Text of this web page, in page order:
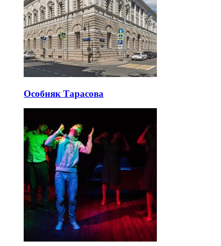
Особняк Тарасова